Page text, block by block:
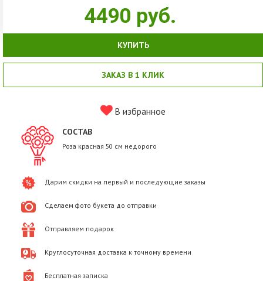
4490 руб.
КУПИТЬ
ЗАКАЗ В 1 КЛИК
В избранное
СОСТАВ
Роза красная 50 см недорого
Дарим скидки на первый и последующие заказы
Сделаем фото букета до отправки
Отправляем подарок
Круглосуточная доставка к точному времени
Бесплатная записка